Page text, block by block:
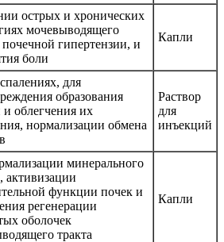
острых и хронических
мочевыводящего
почечной гипертензии, и
боли
Капли
для
образования
облегчения их
нормализации обмена
Раствор
для
инъекций
минерального
активизации
функции почек и
регенерации
оболочек
тракта
Капли